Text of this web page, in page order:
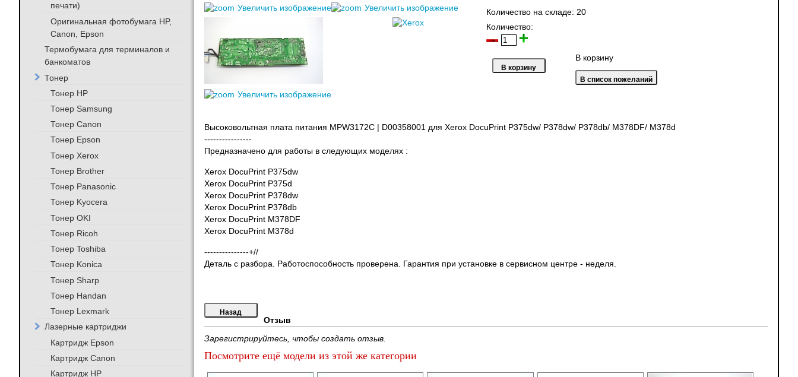
Увеличить изображение Увеличить изображение
Увеличить изображение
Количество на складе: 20
Количество:
В корзину
Высоковольтная плата питания MPW3172C | D00358001 для Xerox DocuPrint P375dw/ P378dw/ P378db/ M378DF/ M378d
----------------
Предназначено для работы в следующих моделях :
Xerox DocuPrint P375dw
Xerox DocuPrint P375d
Xerox DocuPrint P378dw
Xerox DocuPrint P378db
Xerox DocuPrint M378DF
Xerox DocuPrint M378d
---------------+//
Деталь с разбора. Работоспособность проверена. Гарантия при установке в сервисном центре - неделя.
Отзыв
Зарегистрируйтесь, чтобы создать отзыв.
Посмотрите ещё модели из этой же категории
печати)
Оригинальная фотобумага HP,
Canon, Epson
Термобумага для терминалов и
банкоматов
Тонер
Тонер HP
Тонер Samsung
Тонер Canon
Тонер Epson
Тонер Xerox
Тонер Brother
Тонер Panasonic
Тонер Kyocera
Тонер OKI
Тонер Ricoh
Тонер Toshiba
Тонер Konica
Тонер Sharp
Тонер Handan
Тонер Lexmark
Лазерные картриджи
Картридж Epson
Картридж Canon
Картридж HP